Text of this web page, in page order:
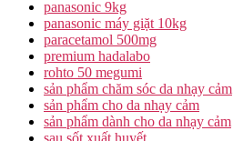
panasonic 9kg
panasonic máy giặt 10kg
paracetamol 500mg
premium hadalabo
rohto 50 megumi
sản phẩm chăm sóc da nhạy cảm
sản phẩm cho da nhạy cảm
sản phẩm dành cho da nhạy cảm
sau sốt xuất huyết